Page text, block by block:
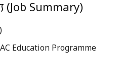
(Job Summary)
Education Programme